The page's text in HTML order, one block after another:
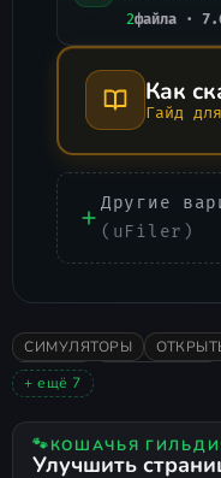
2файла ·
Как
Гайд
Другие
(uFiler)
СИМУЛЯТОРЫ
ЭКШЕН
ИССЛЕДОВАНИЕ
ПЕСОЧНИЦА С
+ ещё 7
🐾КОШАЧЬЯ
Улучшить